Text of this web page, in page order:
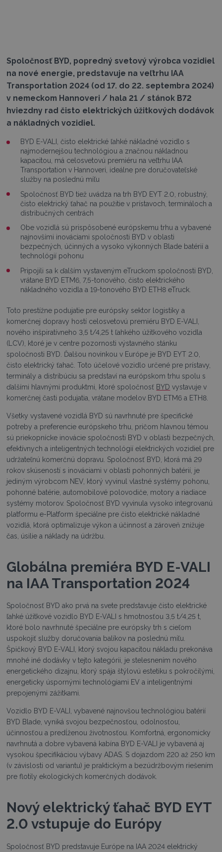
Spoločnosť BYD, popredný svetový výrobca vozidiel
na nové energie, predstavuje na veľtrhu IAA
Transportation 2024 (od 17. do 22. septembra 2024)
v nemeckom Hannoveri / hala 21 / stánok B72
hviezdny rad čisto elektrických úžitkových dodávok
a nákladných vozidiel.
BYD E-VALI, čisto elektrické ľahké nákladné vozidlo s
najmodernejšou technológiou a značnou nákladnou
kapacitou, má celosvetovú premiéru na veľtrhu IAA
Transportation v Hannoveri, ideálne pre doručovateľské
služby na poslednú míľu
Spoločnosť BYD tiež uvádza na trh BYD EYT 2.0, robustný,
čisto elektrický ťahač na použitie v prístavoch, termináloch a
distribučných centrách
Obe vozidlá sú prispôsobené európskemu trhu a vybavené
najnovšími inováciami spoločnosti BYD v oblasti
bezpečných, účinných a vysoko výkonných Blade batérií a
technológií pohonu
Pripojili sa k ďalším vystaveným eTruckom spoločnosti BYD,
vrátane BYD ETM6, 7,5-tonového, čisto elektrického
nákladného vozidla a 19-tonového BYD ETH8 eTruck.
Toto prestížne podujatie pre európsky sektor logistiky a
komerčnej dopravy hostí celosvetovú premiéru BYD E-VALI,
nového inšpiratívneho 3,5 t/4,25 t ľahkého úžitkového vozidla
(LCV), ktoré je v centre pozornosti výstavného stánku
spoločnosti BYD. Ďalšou novinkou v Európe je BYD EYT 2.0,
čisto elektrický ťahač. Toto účelové vozidlo určené pre prístavy,
terminály a distribúciu sa predstaví na európskom trhu spolu s
ďalšími hlavnými produktmi, ktoré spoločnosť BYD vystavuje v
komerčnej časti podujatia, vrátane modelov BYD ETM6 a ETH8.
Všetky vystavené vozidlá BYD sú navrhnuté pre špecifické
potreby a preferencie európskeho trhu, pričom hlavnou témou
sú priekopnícke inovácie spoločnosti BYD v oblasti bezpečných,
efektívnych a inteligentných technológií elektrických vozidiel pre
udržateľnú komerčnú dopravu. Spoločnosť BYD, ktorá má 29
rokov skúseností s inováciami v oblasti pohonných batérií, je
jediným výrobcom NEV, ktorý vyvinul vlastné systémy pohonu,
pohonné batérie, automobilové polovodiče, motory a riadiace
systémy motorov. Spoločnosť BYD vyvinula vysoko integrovanú
platformu e-Platform špeciálne pre čisto elektrické nákladné
vozidlá, ktorá optimalizuje výkon a účinnosť a zároveň znižuje
čas, úsilie a náklady na údržbu.
Globálna premiéra BYD E-VALI
na IAA Transportation 2024
Spoločnosť BYD ako prvá na svete predstavuje čisto elektrické
ľahké úžitkové vozidlo BYD E-VALI s hmotnosťou 3,5 t/4,25 t,
ktoré bolo navrhnuté špeciálne pre európsky trh s cieľom
uspokojiť služby doručovania balíkov na poslednú míľu.
Špičkový BYD E-VALI, ktorý svojou kapacitou nákladu prekonáva
mnohé iné dodávky v tejto kategórii, je stelesnením nového
energetického dizajnu, ktorý spája štýlovú estetiku s pokročilými,
energeticky úspornými technológiami EV a inteligentnými
prepojenými zážitkami.
Vozidlo BYD E-VALI, vybavené najnovšou technológiou batérií
BYD Blade, vyniká svojou bezpečnosťou, odolnosťou,
účinnosťou a predĺženou životnosťou. Komfortná, ergonomicky
navrhnutá a dobre vybavená kabína BYD E-VALI je vybavená aj
vysokou špecifikáciou výbavy ADAS. S dojazdom 220 až 250 km
(v závislosti od variantu) je praktickým a bezúdržbovým riešením
pre flotily ekologických komerčných dodávok.
Nový elektrický ťahač BYD EYT
2.0 vstupuje do Európy
Spoločnosť BYD predstavuje Európe na IAA 2024 elektrický